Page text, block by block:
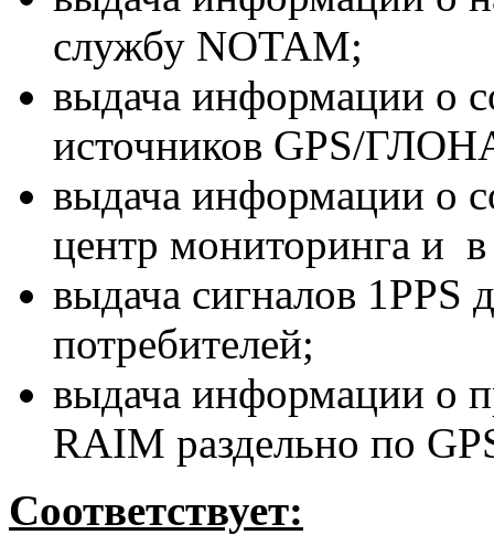
службу NOTAM;
выдача информации о
источников GPS/
выдача информации о
центр мониторинга и
выдача сигналов
потребителей;
выдача информации о
RAIM раздельно по
Соответствует: